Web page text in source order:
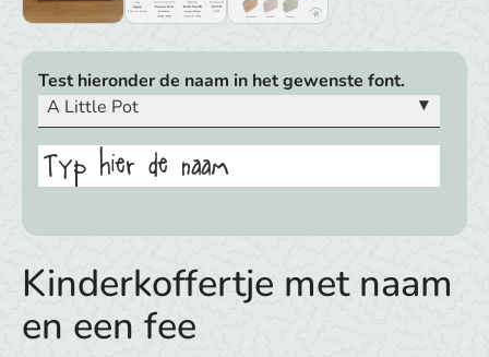
Test hieronder de naam in het gewenste font.
A Little Pot
▾
Typ hier de naam
Kinderkoffertje met naam
en een fee